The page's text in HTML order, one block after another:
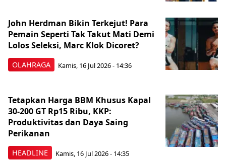
OLAHRAGA
John Herdman Bikin Terkejut! Para
Pemain Seperti Tak Takut Mati Demi
Lolos Seleksi, Marc Klok Dicoret?
Kamis, 16 Jul 2026 - 14:36
HEADLINE
Tetapkan Harga BBM Khusus Kapal
30-200 GT Rp15 Ribu, KKP:
Produktivitas dan Daya Saing
Perikanan
Kamis, 16 Jul 2026 - 14:35